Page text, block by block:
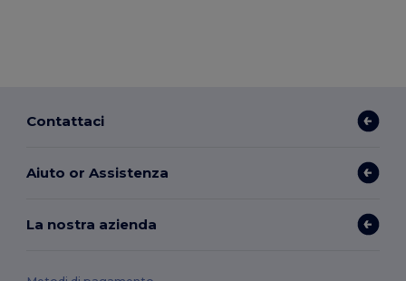
Contattaci
Aiuto or Assistenza
La nostra azienda